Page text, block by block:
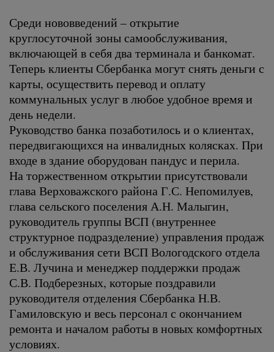
Среди нововведений – открытие
круглосуточной зоны самообслуживания,
включающей в себя два терминала и банкомат.
Теперь клиенты Сбербанка могут снять деньги с
карты, осуществить перевод и оплату
коммунальных услуг в любое удобное время и
день недели.
Руководство банка позаботилось и о клиентах,
передвигающихся на инвалидных колясках. При
входе в здание оборудован пандус и перила.
На торжественном открытии присутствовали
глава Верховажского района Г.С. Непомилуев,
глава сельского поселения А.Н. Малыгин,
руководитель группы ВСП (внутреннее
структурное подразделение) управления продаж
и обслуживания сети ВСП Вологодского отдела
Е.В. Лучина и менеджер поддержки продаж
С.В. Подберезных, которые поздравили
руководителя отделения Сбербанка Н.В.
Гамиловскую и весь персонал с окончанием
ремонта и началом работы в новых комфортных
условиях.